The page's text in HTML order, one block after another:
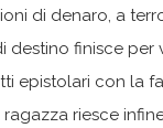
di denaro, a
finisce
epistolari con la
ragazza riesce